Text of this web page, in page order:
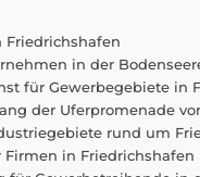
Friedrichshafen
in der
für Gewerbegebiete in
der Uferpromenade
rund um
in Friedrichshafen